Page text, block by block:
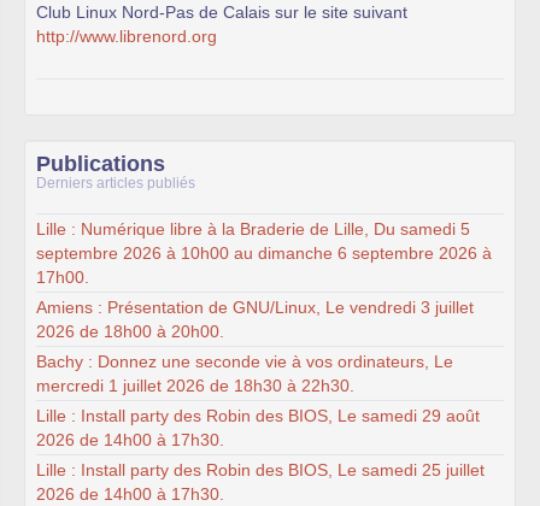
Club Linux Nord-Pas de Calais sur le site suivant
http://www.librenord.org
Publications
Derniers articles publiés
Lille : Numérique libre à la Braderie de Lille, Du samedi 5
septembre 2026 à 10h00 au dimanche 6 septembre 2026 à
17h00.
Amiens : Présentation de GNU/Linux, Le vendredi 3 juillet
2026 de 18h00 à 20h00.
Bachy : Donnez une seconde vie à vos ordinateurs, Le
mercredi 1 juillet 2026 de 18h30 à 22h30.
Lille : Install party des Robin des BIOS, Le samedi 29 août
2026 de 14h00 à 17h30.
Lille : Install party des Robin des BIOS, Le samedi 25 juillet
2026 de 14h00 à 17h30.